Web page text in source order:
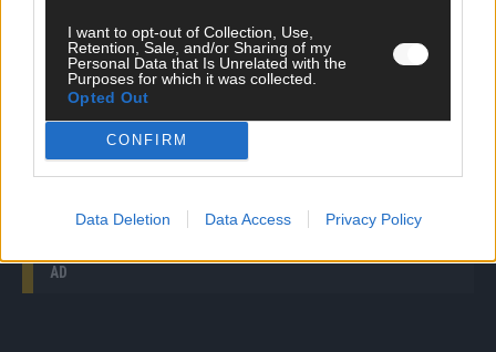
I want to opt-out of Collection, Use,
Retention, Sale, and/or Sharing of my
Personal Data that Is Unrelated with the
Purposes for which it was collected.
Opted Out
CONFIRM
Data Deletion Data Access Privacy Policy
Christmas“
Germany’s Next Topmodel: Welches Male-Model muss
The Voice Kids: Doppelt hält besser: Amelie und Elias
AD